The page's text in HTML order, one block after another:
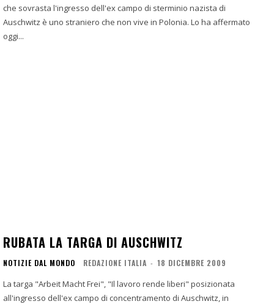
che sovrasta l'ingresso dell'ex campo di sterminio nazista di
Auschwitz è uno straniero che non vive in Polonia. Lo ha affermato
oggi...
RUBATA LA TARGA DI AUSCHWITZ
NOTIZIE DAL MONDO REDAZIONE ITALIA - 18 DICEMBRE 2009
La targa "Arbeit Macht Frei", "Il lavoro rende liberi" posizionata
all'ingresso dell'ex campo di concentramento di Auschwitz, in